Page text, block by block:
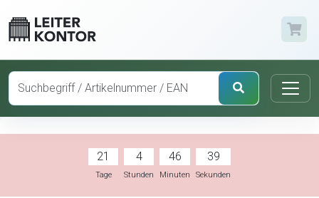
21
Tage
4
Stunden
46
Minuten
38
Sekunden